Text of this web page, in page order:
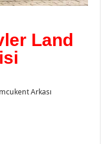
Land
Arkası